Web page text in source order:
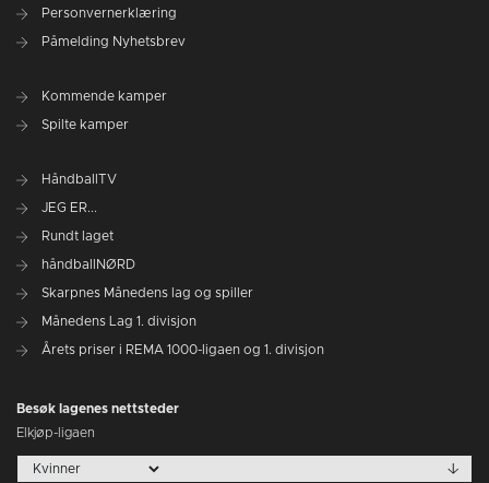
Personvernerklæring
Påmelding Nyhetsbrev
Kommende kamper
Spilte kamper
HåndballTV
JEG ER...
Rundt laget
håndballNØRD
Skarpnes Månedens lag og spiller
Månedens Lag 1. divisjon
Årets priser i REMA 1000-ligaen og 1. divisjon
Besøk lagenes nettsteder
Elkjøp-ligaen